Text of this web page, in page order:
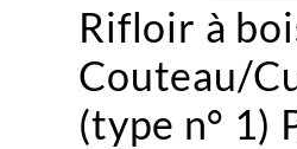
Rifloir à
Couteau/
(type n° 1)